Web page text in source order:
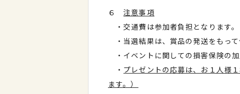
６注意事項
・交通費は参加者負担となります。
・当選結果は、賞品の発送をもって
・イベントに関しての損害保険の加
・ プレゼントの応募は、お１人様
ます。）